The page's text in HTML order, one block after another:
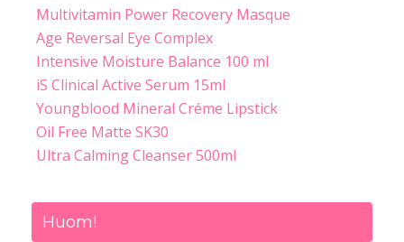
Multivitamin Power Recovery Masque
Age Reversal Eye Complex
Intensive Moisture Balance 100 ml
iS Clinical Active Serum 15ml
Youngblood Mineral Créme Lipstick
Oil Free Matte SK30
Ultra Calming Cleanser 500ml
Huom!